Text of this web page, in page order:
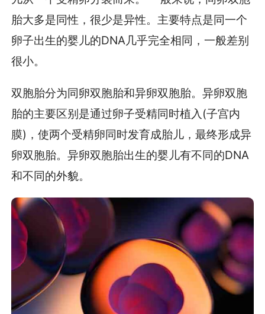
胎大多是同性，很少是异性。主要特点是同一个
卵子出生的婴儿的DNA几乎完全相同，一般差别
很小。
双胞胎分为同卵双胞胎和异卵双胞胎。异卵双胞
胎的主要区别是通过卵子受精同时植入(子宫内
膜)，使两个受精卵同时发育成胎儿，最终形成异
卵双胞胎。异卵双胞胎出生的婴儿有不同的DNA
和不同的外貌。